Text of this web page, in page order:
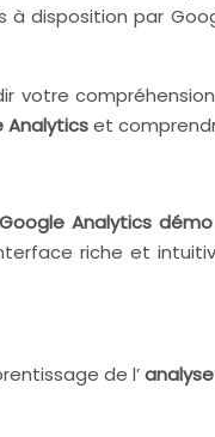
disposition par
votre
Analyticset
Analytics démo
riche et
de l’